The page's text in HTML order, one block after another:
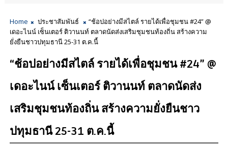
Home ประชาสัมพันธ์
“ช้อปอย่างมีสไตล์ รายได้เพื่อชุมชน #24” @
เดอะไนน์ เซ็นเตอร์ ติวานนท์ ตลาดนัดส่งเสริมชุมชนท้องถิ่น สร้างความ
ยั่งยืนชาวปทุมธานี 25-31 ต.ค.นี้
“ช้อปอย่างมีสไตล์ รายได้เพื่อชุมชน #24” @
เดอะไนน์ เซ็นเตอร์ ติวานนท์ ตลาดนัดส่ง
เสริมชุมชนท้องถิ่น สร้างความยั่งยืนชาว
ปทุมธานี 25-31 ต.ค.นี้